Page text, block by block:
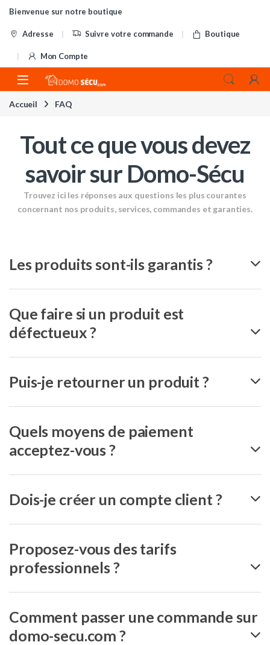
Skip to navigation
Skip to content
Bienvenue sur notre boutique
Adresse Suivre votre commande Boutique
Mon Compte
Accueil FAQ
Tout ce que vous devez
savoir sur Domo-Sécu
Trouvez ici les réponses aux questions les plus courantes
concernant nos produits, services, commandes et garanties.
Les produits sont-ils garantis ?
Que faire si un produit est
défectueux ?
Puis-je retourner un produit ?
Quels moyens de paiement
acceptez-vous ?
Dois-je créer un compte client ?
Proposez-vous des tarifs
professionnels ?
Comment passer une commande sur
domo-secu.com ?